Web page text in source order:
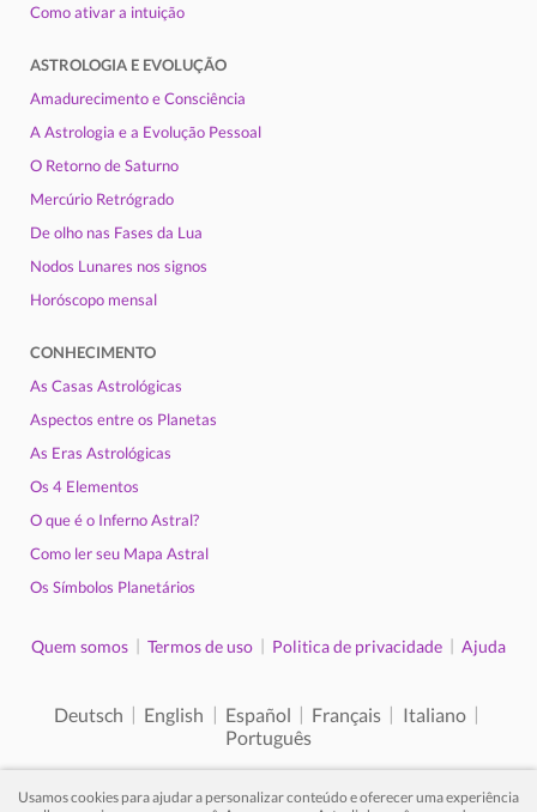
Como ativar a intuição
ASTROLOGIA E EVOLUÇÃO
Amadurecimento e Consciência
A Astrologia e a Evolução Pessoal
O Retorno de Saturno
Mercúrio Retrógrado
De olho nas Fases da Lua
Nodos Lunares nos signos
Horóscopo mensal
CONHECIMENTO
As Casas Astrológicas
Aspectos entre os Planetas
As Eras Astrológicas
Os 4 Elementos
O que é o Inferno Astral?
Como ler seu Mapa Astral
Os Símbolos Planetários
Quem somos | Termos de uso | Politica de privacidade | Ajuda
Deutsch | English | Español | Français | Italiano |
Português
Usamos cookies para ajudar a personalizar conteúdo e oferecer uma experiência